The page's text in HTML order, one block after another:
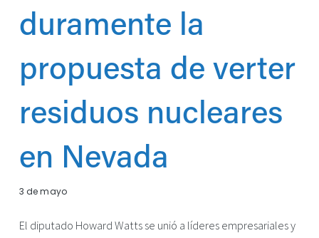
duramente la
propuesta de verter
residuos nucleares
en Nevada
3 de mayo
El diputado Howard Watts se unió a líderes empresariales y